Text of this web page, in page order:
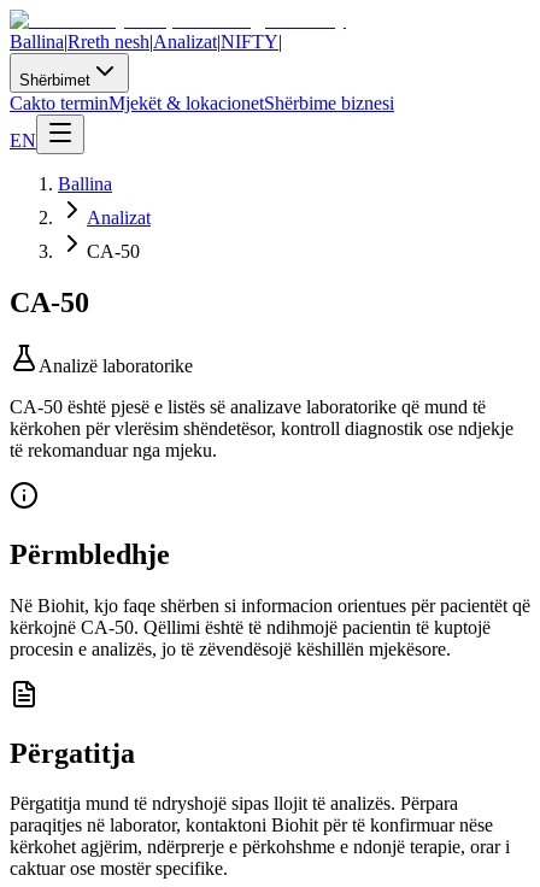
Ballina|Rreth nesh|Analizat|NIFTY|
Shërbimet
Cakto terminMjekët & lokacionetShërbime biznesi
EN
Ballina
Analizat
CA-50
CA-50
Analizë laboratorike
CA-50 është pjesë e listës së analizave laboratorike që mund të
kërkohen për vlerësim shëndetësor, kontroll diagnostik ose ndjekje
të rekomanduar nga mjeku.
Përmbledhje
Në Biohit, kjo faqe shërben si informacion orientues për pacientët që
kërkojnë CA-50. Qëllimi është të ndihmojë pacientin të kuptojë
procesin e analizës, jo të zëvendësojë këshillën mjekësore.
Përgatitja
Përgatitja mund të ndryshojë sipas llojit të analizës. Përpara
paraqitjes në laborator, kontaktoni Biohit për të konfirmuar nëse
kërkohet agjërim, ndërprerje e përkohshme e ndonjë terapie, orar i
caktuar ose mostër specifike.